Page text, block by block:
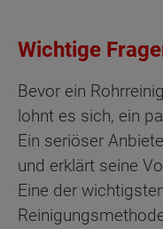
Wichtige
Bevor ein
lohnt es sich, ein
Ein seriöser
und erklärt seine
Eine der